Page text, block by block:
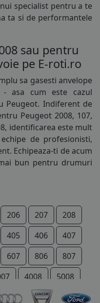
specialist pentru a te
ta si de performantele
sau pentru
pe E-roti.ro
sa gasesti anvelope
- asa cum este cazul
Peugeot. Indiferent de
Peugeot 2008, 107,
identificarea este mult
de profesionisti,
Echipeaza-ti de acum
bun pentru drumuri
206 207
208
405 406
407
607 806
807
4008
5008
Boxer
Expert